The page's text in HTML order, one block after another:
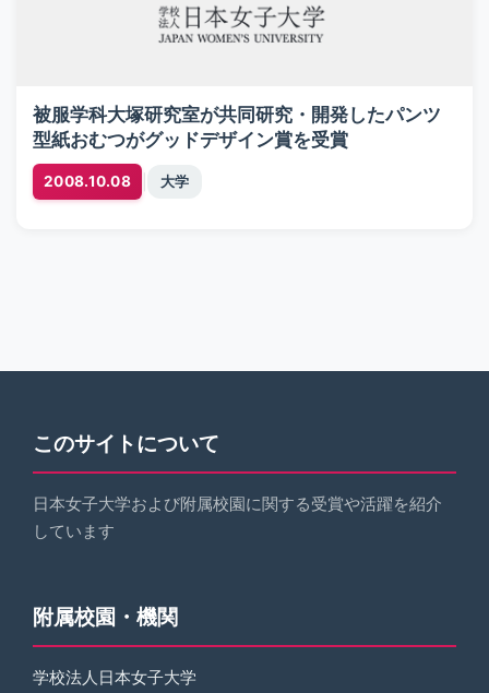
被服学科大塚研究室が共同研究・開発したパンツ
型紙おむつがグッドデザイン賞を受賞
2008.10.08 大学
このサイトについて
日本女子大学および附属校園に関する受賞や活躍を紹介
しています
附属校園・機関
学校法人日本女子大学